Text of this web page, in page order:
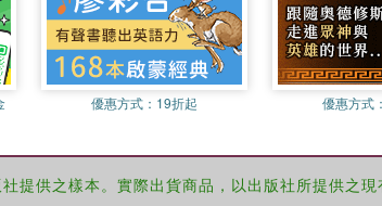
優惠方式： 19折起 優惠方式
提供之樣本。實際出貨商品，以出版社所提供之